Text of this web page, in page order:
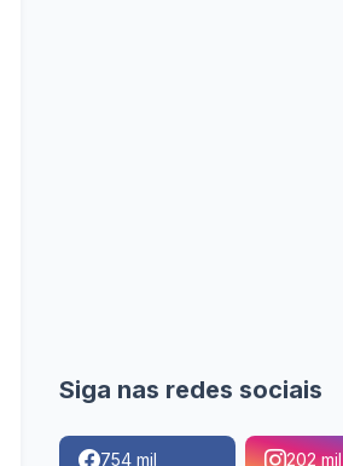
Siga nas redes sociais
754 mil 202 mil